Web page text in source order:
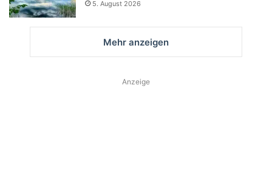
5. August 2026
Mehr anzeigen
Anzeige